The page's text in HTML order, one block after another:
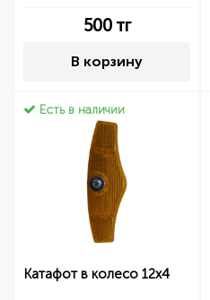
500тг
В корзину
Есть в наличии
Катафот в колесо 12х4